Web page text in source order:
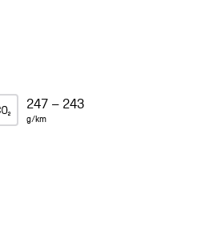
247 – 243
g/km